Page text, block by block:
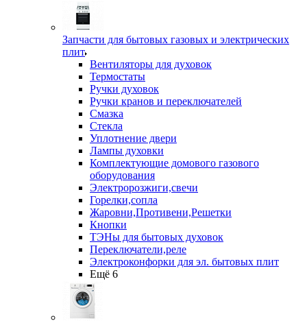
Запчасти для бытовых газовых и электрических
плит
Вентиляторы для духовок
Термостаты
Ручки духовок
Ручки кранов и переключателей
Смазка
Стекла
Уплотнение двери
Лампы духовки
Комплектующие домового газового
оборудования
Электророзжиги,свечи
Горелки,сопла
Жаровни,Противени,Решетки
Кнопки
ТЭНы для бытовых духовок
Переключатели,реле
Электроконфорки для эл. бытовых плит
Ещё 6